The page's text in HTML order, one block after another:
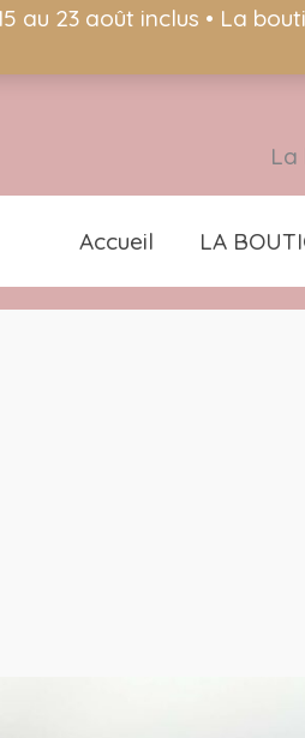
au 23 août inclus • La
La
Accueil LA